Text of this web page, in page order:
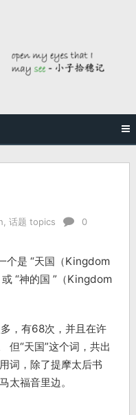
话题 topics
0
个是 “天国（Kingdom
“神的国 ”（Kingdom
，有68次，并且在许
但“天国”这个词，共出
词，除了提摩太后书
太福音里边。